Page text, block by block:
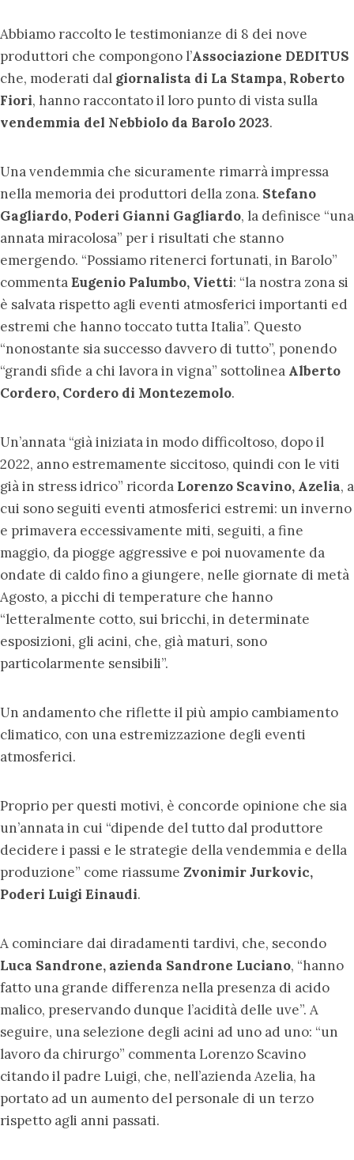
Abbiamo raccolto le testimonianze di 8 dei nove
produttori che compongono l’Associazione DEDITUS
che, moderati dal giornalista di La Stampa, Roberto
Fiori, hanno raccontato il loro punto di vista sulla
vendemmia del Nebbiolo da Barolo 2023.
Una vendemmia che sicuramente rimarrà impressa
nella memoria dei produttori della zona. Stefano
Gagliardo, Poderi Gianni Gagliardo, la definisce “una
annata miracolosa” per i risultati che stanno
emergendo. “Possiamo ritenerci fortunati, in Barolo”
commentaEugenio Palumbo, Vietti: “la nostra zona si
è salvata rispetto agli eventi atmosferici importanti ed
estremi che hanno toccato tutta Italia”. Questo
“nonostante sia successo davvero di tutto”, ponendo
“grandi sfide a chi lavora in vigna” sottolinea Alberto
Cordero, Cordero di Montezemolo.
Un’annata “già iniziata in modo difficoltoso, dopo il
2022, anno estremamente siccitoso, quindi con le viti
già in stress idrico” ricorda Lorenzo Scavino, Azelia, a
cui sono seguiti eventi atmosferici estremi: un inverno
e primavera eccessivamente miti, seguiti, a fine
maggio, da piogge aggressive e poi nuovamente da
ondate di caldo fino a giungere, nelle giornate di metà
Agosto, a picchi di temperature che hanno
“letteralmente cotto, sui bricchi, in determinate
esposizioni, gli acini, che, già maturi, sono
particolarmente sensibili”.
Un andamento che riflette il più ampio cambiamento
climatico, con una estremizzazione degli eventi
atmosferici.
Proprio per questi motivi, è concorde opinione che sia
un’annata in cui “dipende del tutto dal produttore
decidere i passi e le strategie della vendemmia e della
produzione” come riassume Zvonimir Jurkovic,
Poderi Luigi Einaudi.
A cominciare dai diradamenti tardivi, che, secondo
Luca Sandrone, azienda Sandrone Luciano, “hanno
fatto una grande differenza nella presenza di acido
malico, preservando dunque l’acidità delle uve”. A
seguire, una selezione degli acini ad uno ad uno: “un
lavoro da chirurgo” commenta Lorenzo Scavino
citando il padre Luigi, che, nell’azienda Azelia, ha
portato ad un aumento del personale di un terzo
rispetto agli anni passati.